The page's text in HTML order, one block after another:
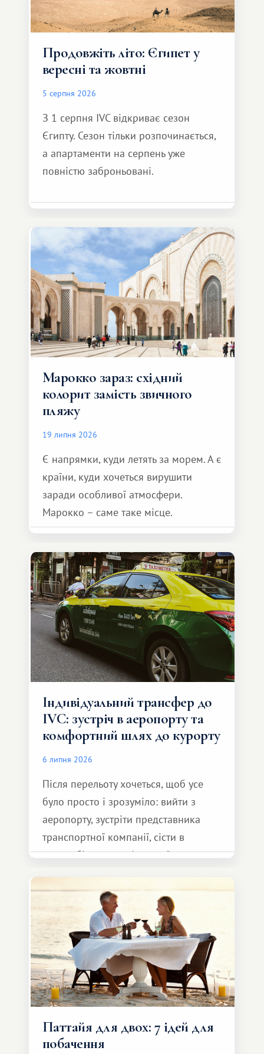
Продовжіть літо: Єгипет у
вересні та жовтні
5 серпня 2026
З 1 серпня IVC відкриває сезон
Єгипту. Сезон тільки розпочинається,
а апартаменти на серпень уже
повністю заброньовані.
Марокко зараз: східний
колорит замість звичного
пляжу
19 липня 2026
Є напрямки, куди летять за морем. А є
країни, куди хочеться вирушити
заради особливої ​​атмосфери.
Марокко – саме таке місце.
Індивідуальний трансфер до
IVC: зустріч в аеропорту та
комфортний шлях до курорту
6 липня 2026
Після перельоту хочеться, щоб усе
було просто і зрозуміло: вийти з
аеропорту, зустріти представника
транспортної компанії, сісти в
автомобіль та спокійно доїхати до
Паттайя для двох: 7 ідей для
побачення